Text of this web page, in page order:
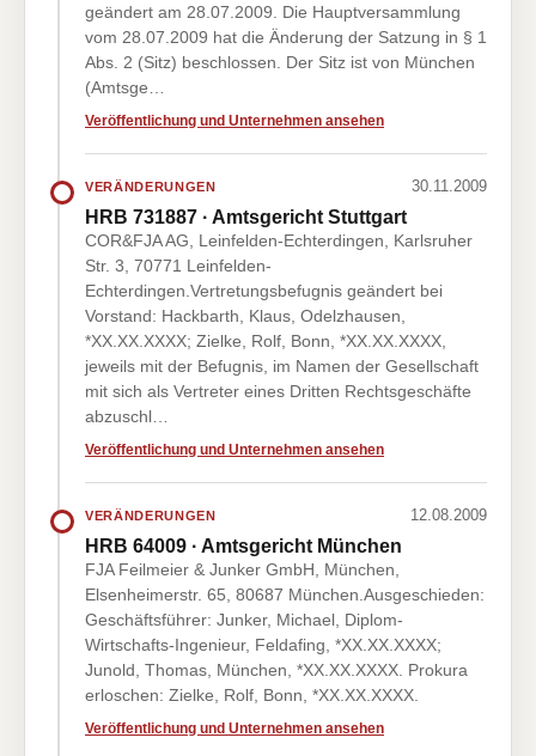
geändert am 28.07.2009. Die Hauptversammlung
vom 28.07.2009 hat die Änderung der Satzung in § 1
Abs. 2 (Sitz) beschlossen. Der Sitz ist von München
(Amtsge…
Veröffentlichung und Unternehmen ansehen
VERÄNDERUNGEN 30.11.2009
HRB 731887 · Amtsgericht Stuttgart
COR&FJA AG, Leinfelden-Echterdingen, Karlsruher
Str. 3, 70771 Leinfelden-
Echterdingen.Vertretungsbefugnis geändert bei
Vorstand: Hackbarth, Klaus, Odelzhausen,
*XX.XX.XXXX; Zielke, Rolf, Bonn, *XX.XX.XXXX,
jeweils mit der Befugnis, im Namen der Gesellschaft
mit sich als Vertreter eines Dritten Rechtsgeschäfte
abzuschl…
Veröffentlichung und Unternehmen ansehen
VERÄNDERUNGEN 12.08.2009
HRB 64009 · Amtsgericht München
FJA Feilmeier & Junker GmbH, München,
Elsenheimerstr. 65, 80687 München.Ausgeschieden:
Geschäftsführer: Junker, Michael, Diplom-
Wirtschafts-Ingenieur, Feldafing, *XX.XX.XXXX;
Junold, Thomas, München, *XX.XX.XXXX. Prokura
erloschen: Zielke, Rolf, Bonn, *XX.XX.XXXX.
Veröffentlichung und Unternehmen ansehen